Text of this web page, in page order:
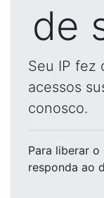
de
Seu IP fez
acessos
conosco.
Para liberar o
responda ao